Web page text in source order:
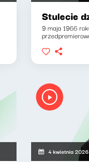
Stulecie
9 maja 1966
4 kwietnia 2026